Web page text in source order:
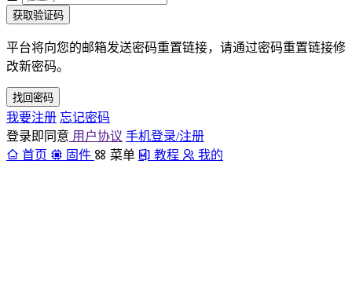
获取验证码
平台将向您的邮箱发送密码重置链接，请通过密码重置链接修
改新密码。
找回密码
我要注册 忘记密码
登录即同意 用户协议 手机登录/注册
首页
固件 菜单 教程 我的